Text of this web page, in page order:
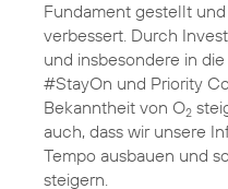
Fundament gestellt
verbessert. Durch
und insbesondere in
#StayOn und Priority
Bekanntheit von O2
auch, dass wir unsere
Tempo ausbauen und
steigern.